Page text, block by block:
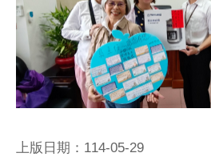
上版日期：114-05-29